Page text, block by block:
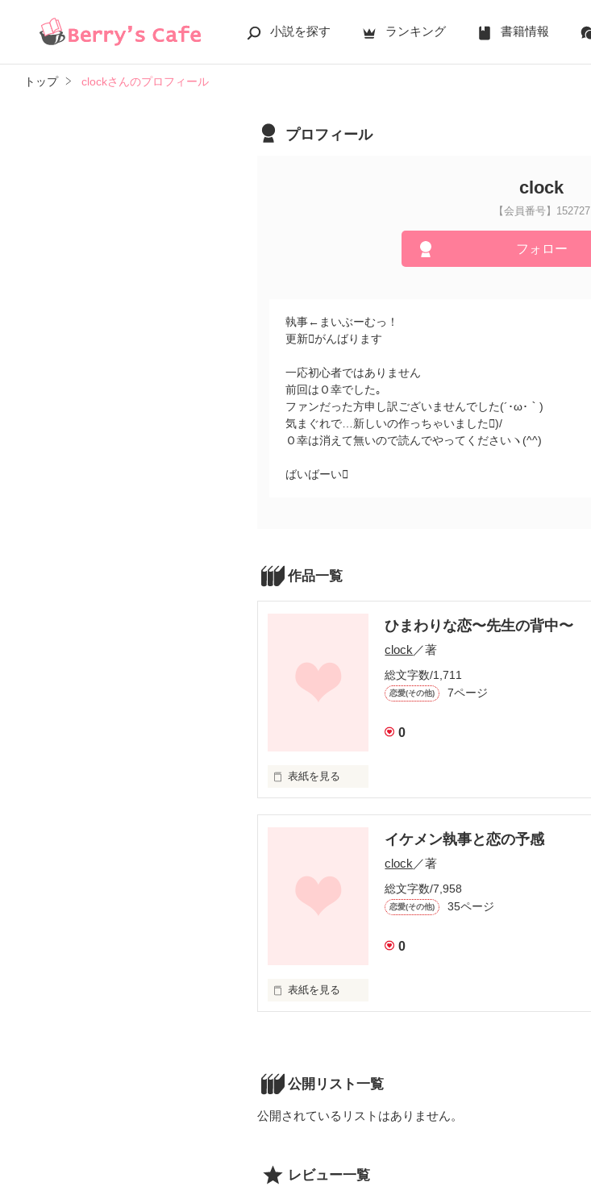
小説を探す ランキング 書籍情報
トップ clockさんのプロフィール
プロフィール
clock
【会員番号】152727
フォロー
執事←まいぶーむっ！
更新がんばります
一応初心者ではありません
前回はＯ幸でした｡
ファンだった方申し訳ございませんでした(´･ω･｀)
気まぐれで…新しいの作っちゃいました)/
Ｏ幸は消えて無いので読んでやってくださいヽ(^^)
ばいばーい
作品一覧
ひまわりな恋〜先生の背中〜
clock／著
総文字数/1,711
恋愛(その他) 7ページ
0
表紙を見る
｢ねえ先生！大好き！｣
｢はいはい｡そう言う言葉はほんとに好きな奴にいえ！｣
本当に好きなんだよ…
イケメン執事と恋の予感
clock／著
総文字数/7,958
恋愛(その他) 35ページ
0
表紙を見る
甘くてとろけるような声にひかれていく有希…
超イケメン執事とごく普通の庶民から
公開リスト一覧
公開されているリストはありません。
レビュー一覧